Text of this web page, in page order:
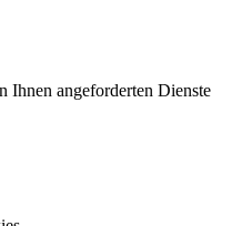
Ihnen angeforderten Dienste